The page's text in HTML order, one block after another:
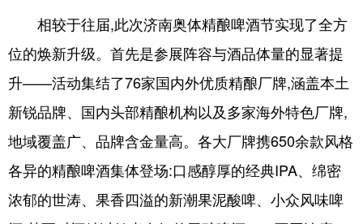
English Español Français عربى
Русский язык 日本語 한국어
Deutsch Português
相较于往届,此次济南奥体精酿啤酒节实现了全方
位的焕新升级。首先是参展阵容与酒品体量的显著提
升——活动集结了76家国内外优质精酿厂牌,涵盖本土
新锐品牌、国内头部精酿机构以及多家海外特色厂牌,
地域覆盖广、品牌含金量高。各大厂牌携650余款风格
各异的精酿啤酒集体登场:口感醇厚的经典IPA、绵密
浓郁的世涛、果香四溢的新潮果泥酸啤、小众风味啤